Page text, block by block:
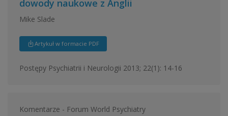
dowody naukowe z Anglii
Mike Slade
Artykuł w formacie PDF
Postępy Psychiatrii i Neurologii 2013; 22(1): 14-16
Komentarze - Forum World Psychiatry